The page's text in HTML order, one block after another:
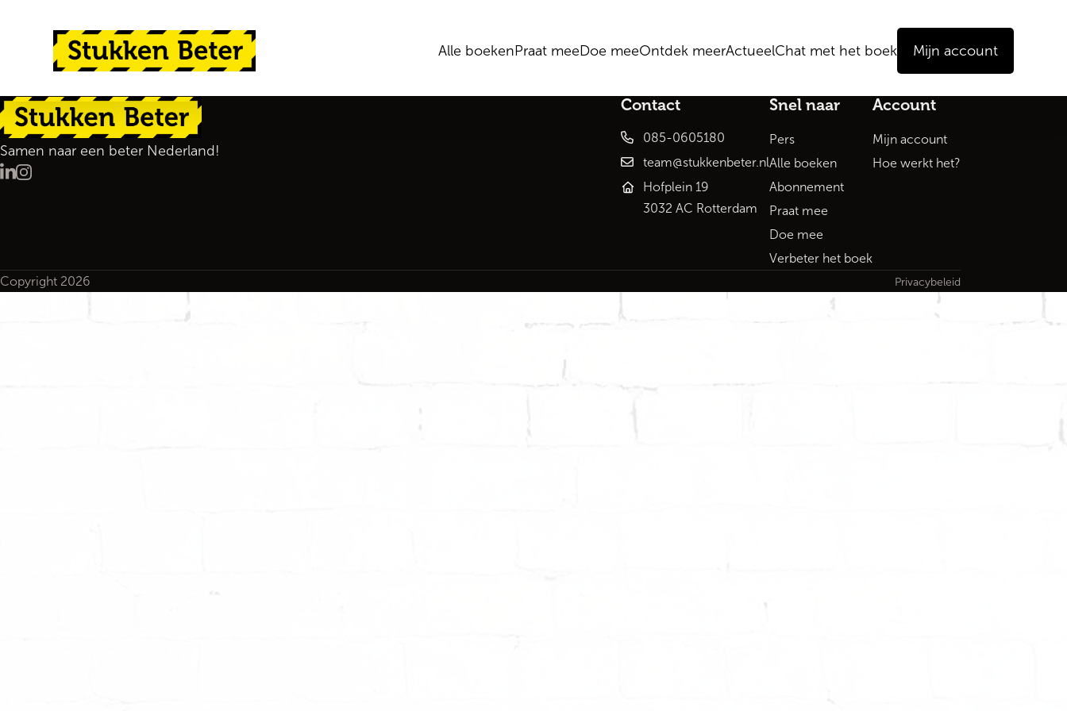
Terug naar de startpagina
Alle boekenPraat meeDoe meeOntdek meerActueelChat met het boek Mijn account
Terug naar de startpagina
Samen naar een beter Nederland!
LinkedIn
Instagram
Contact
085-0605180
team@stukkenbeter.nl
Hofplein 19
3032 AC Rotterdam
Snel naar
Pers
Alle boeken
Abonnement
Praat mee
Doe mee
Verbeter het boek
Account
Mijn account
Hoe werkt het?
Copyright 2026 Privacybeleid